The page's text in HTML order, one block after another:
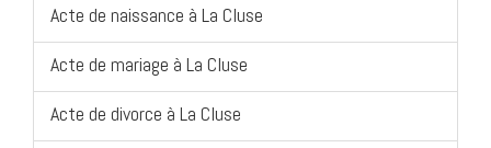
Acte de naissance à La Cluse
Acte de mariage à La Cluse
Acte de divorce à La Cluse